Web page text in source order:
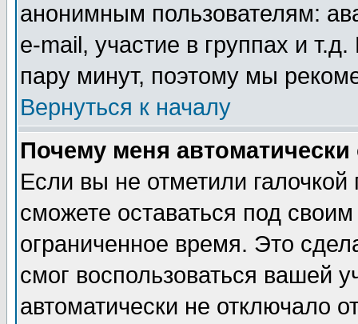
анонимным пользователям:
e-mail, участие в группах и
пару минут, поэтому мы
Вернуться к началу
Почему меня автоматически
Если вы не отметили галочкой
сможете оставаться под
ограниченное время. Это
смог воспользоваться вашей
автоматически не отключало